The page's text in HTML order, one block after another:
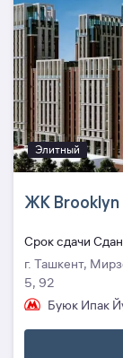
Элитный
ЖК Brooklyn
Cрок сдачи
г. Ташкент,
5, 92
Буюк Ипак